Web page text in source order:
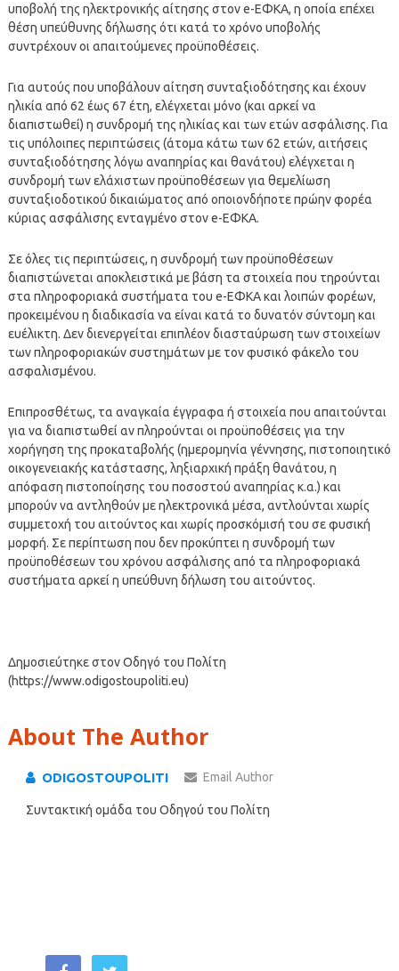
υποβολή της ηλεκτρονικής αίτησης στον e-ΕΦΚΑ, η οποία επέχει
θέση υπεύθυνης δήλωσης ότι κατά το χρόνο υποβολής
συντρέχουν οι απαιτούμενες προϋποθέσεις.
Για αυτούς που υποβάλουν αίτηση συνταξιοδότησης και έχουν
ηλικία από 62 έως 67 έτη, ελέγχεται μόνο (και αρκεί να
διαπιστωθεί) η συνδρομή της ηλικίας και των ετών ασφάλισης. Για
τις υπόλοιπες περιπτώσεις (άτομα κάτω των 62 ετών, αιτήσεις
συνταξιοδότησης λόγω αναπηρίας και θανάτου) ελέγχεται η
συνδρομή των ελάχιστων προϋποθέσεων για θεμελίωση
συνταξιοδοτικού δικαιώματος από οποιονδήποτε πρώην φορέα
κύριας ασφάλισης ενταγμένο στον e-ΕΦΚΑ.
Σε όλες τις περιπτώσεις, η συνδρομή των προϋποθέσεων
διαπιστώνεται αποκλειστικά με βάση τα στοιχεία που τηρούνται
στα πληροφοριακά συστήματα του e-ΕΦΚΑ και λοιπών φορέων,
προκειμένου η διαδικασία να είναι κατά το δυνατόν σύντομη και
ευέλικτη. Δεν διενεργείται επιπλέον διασταύρωση των στοιχείων
των πληροφοριακών συστημάτων με τον φυσικό φάκελο του
ασφαλισμένου.
Επιπροσθέτως, τα αναγκαία έγγραφα ή στοιχεία που απαιτούνται
για να διαπιστωθεί αν πληρούνται οι προϋποθέσεις για την
χορήγηση της προκαταβολής (ημερομηνία γέννησης, πιστοποιητικό
οικογενειακής κατάστασης, ληξιαρχική πράξη θανάτου, η
απόφαση πιστοποίησης του ποσοστού αναπηρίας κ.α.) και
μπορούν να αντληθούν με ηλεκτρονικά μέσα, αντλούνται χωρίς
συμμετοχή του αιτούντος και χωρίς προσκόμισή του σε φυσική
μορφή. Σε περίπτωση που δεν προκύπτει η συνδρομή των
προϋποθέσεων του χρόνου ασφάλισης από τα πληροφοριακά
συστήματα αρκεί η υπεύθυνη δήλωση του αιτούντος.
Δημοσιεύτηκε στον Οδηγό του Πολίτη
(https://www.odigostoupoliti.eu)
About The Author
ODIGOSTOUPOLITI Email Author
Συντακτική ομάδα του Οδηγού του Πολίτη